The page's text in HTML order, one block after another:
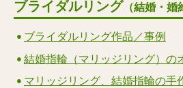
ブライダルリング （結婚・婚
ブライダルリング作品／事例
結婚指輪（マリッジリング）の
マリッジリング、結婚指輪の手